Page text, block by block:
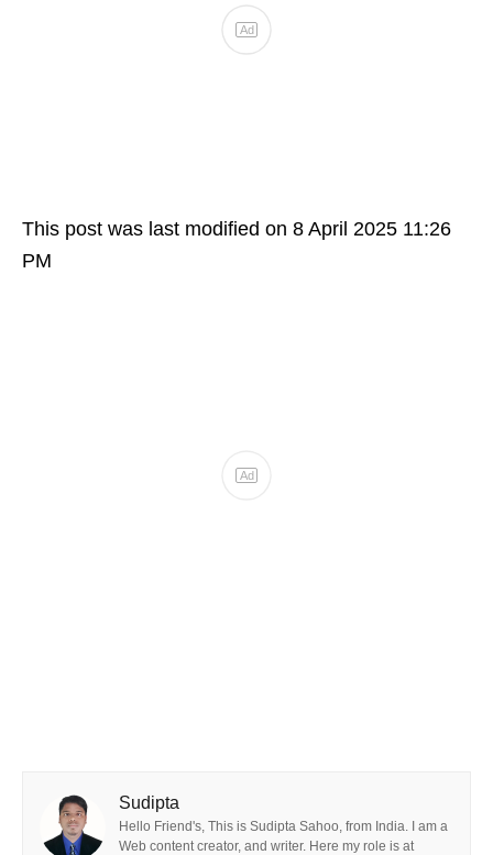
This post was last modified on 8 April 2025 11:26
PM
Sudipta
Hello Friend's, This is Sudipta Sahoo, from India. I am a
Web content creator, and writer. Here my role is at